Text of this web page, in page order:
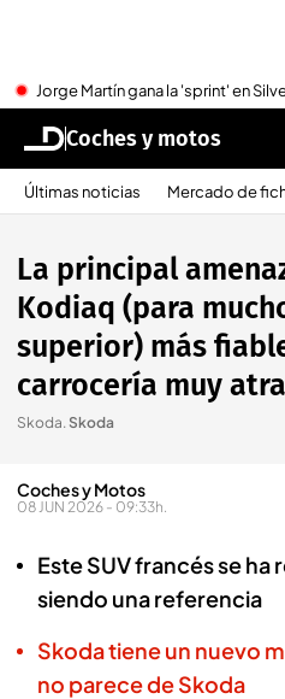
Jorge Martín gana la 'sprint' en
Coches y motos
Últimas noticias Mercado de
La principal
Kodiaq (para
superior) más
carrocería muy
Skoda.Skoda
Coches y Motos
08 JUN 2026 - 09:33h.
Este SUV francés se
siendo una referencia
Skoda tiene un nuevo
no parece de Skoda